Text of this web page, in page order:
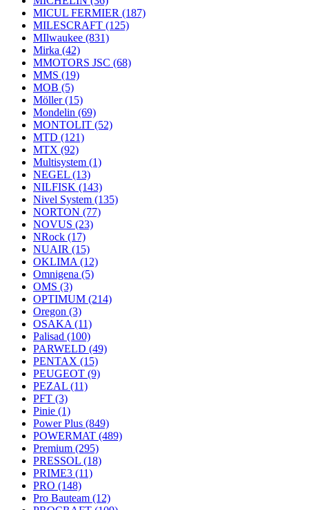
MICUL FERMIER (187)
MILESCRAFT (125)
MIlwaukee (831)
Mirka (42)
MMOTORS JSC (68)
MMS (19)
MOB (5)
Möller(15)
Mondelin (69)
MONTOLIT (52)
MTD (121)
MTX (92)
Multisystem (1)
NEGEL (13)
NILFISK (143)
Nivel System (135)
NORTON (77)
NOVUS (23)
NRock (17)
NUAIR (15)
OKLIMA (12)
Omnigena (5)
OMS (3)
OPTIMUM (214)
Oregon (3)
OSAKA (11)
Palisad (100)
PARWELD (49)
PENTAX (15)
PEUGEOT (9)
PEZAL (11)
PFT (3)
Pinie (1)
Power Plus (849)
POWERMAT (489)
Premium (295)
PRESSOL (18)
PRIME3 (11)
PRO (148)
Pro Bauteam (12)